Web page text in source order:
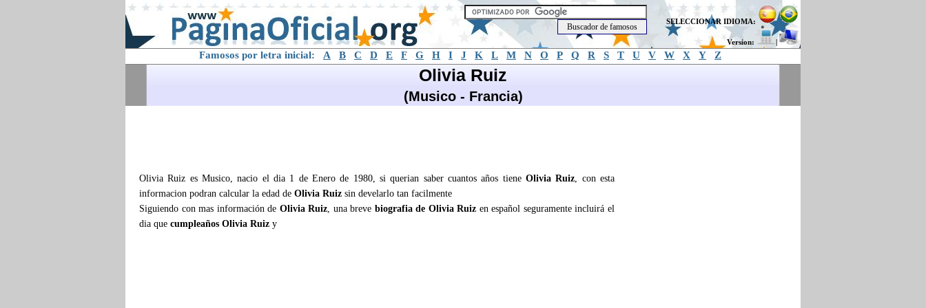
SELECCIONAR IDIOMA:
Version: |
Famosos por letra inicial: A B C D E F G H I J K L M N O P Q R S T U V W X Y Z
Olivia Ruiz
(Musico - Francia)
Olivia Ruiz es Musico, nacio el dia 1 de Enero de 1980, si querian saber cuantos años tiene Olivia Ruiz, con esta
informacion podran calcular la edad de Olivia Ruiz sin develarlo tan facilmente
Siguiendo con mas información de Olivia Ruiz, una breve biografia de Olivia Ruiz en español seguramente incluirá el
dia que cumpleaños Olivia Ruiz y